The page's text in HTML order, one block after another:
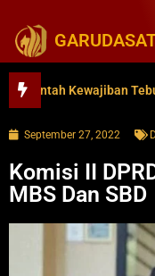
Kewajiban Tebus
September 27, 2022
Komisi II
MBS Dan SBD